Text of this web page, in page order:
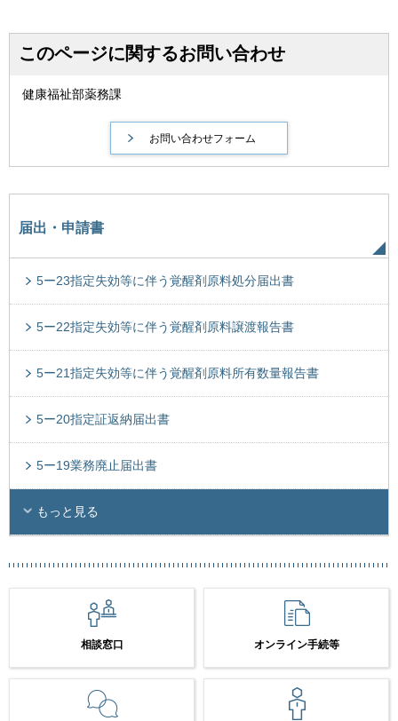
このページに関するお問い合わせ
健康福祉部薬務課
届出・申請書
5ー23指定失効等に伴う覚醒剤原料処分届出書
5ー22指定失効等に伴う覚醒剤原料譲渡報告書
5ー21指定失効等に伴う覚醒剤原料所有数量報告書
5ー20指定証返納届出書
5ー19業務廃止届出書
もっと見る
相談窓口 オンライン手続等